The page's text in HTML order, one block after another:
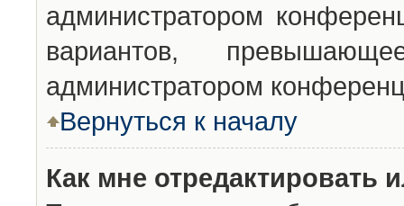
администратором
вариантов,
администратором
Вернуться к началу
Как мне отредактировать